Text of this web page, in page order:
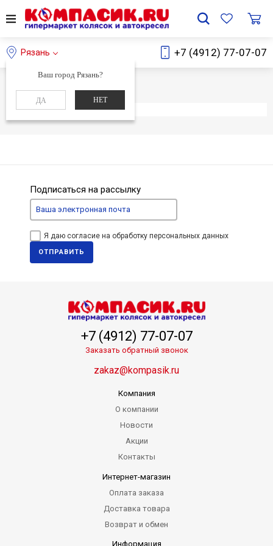
Рязань
Ваш город Рязань?
ДА НЕТ
+7 (4912) 77-07-07
Главная Каталог
Элемент не найден
Подписаться на рассылку
Я даю согласие на обработку персональных данных
ОТПРАВИТЬ
+7 (4912) 77-07-07
Заказать обратный звонок
zakaz@kompasik.ru
Компания
О компании
Новости
Акции
Контакты
Интернет-магазин
Оплата заказа
Доставка товара
Возврат и обмен
Информация